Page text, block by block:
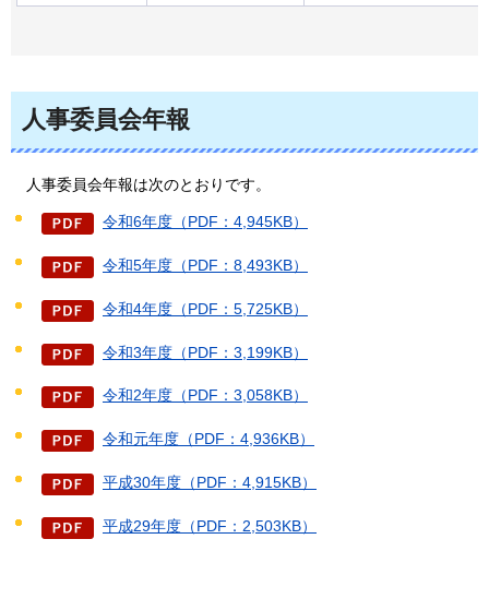
人事委員会年報
人事委員会年報は次のとおりです。
令和6年度（PDF：4,945KB）
令和5年度（PDF：8,493KB）
令和4年度（PDF：5,725KB）
令和3年度（PDF：3,199KB）
令和2年度（PDF：3,058KB）
令和元年度（PDF：4,936KB）
平成30年度（PDF：4,915KB）
平成29年度（PDF：2,503KB）